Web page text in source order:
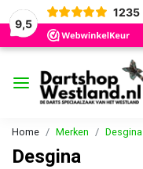
9,5
1235
Home Merken Desgina
Desgina